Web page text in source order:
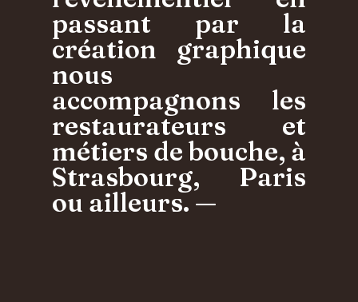
passant par la
création graphique
nous
accompagnons les
restaurateurs et
métiers de bouche, à
Strasbourg, Paris
ou ailleurs. —